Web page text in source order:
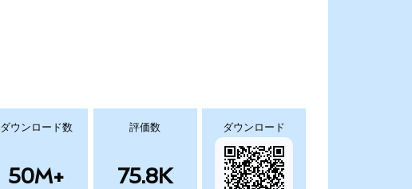
ダウンロード数
50M+
評価数
75.8K
ダウンロード